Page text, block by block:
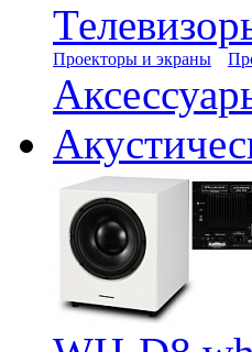
Проекторы и экраны